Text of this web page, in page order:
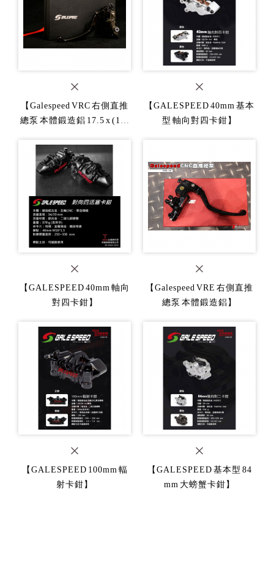
【Galespeed VRC 右側直推
總泵 本體鍛造鋁 17.5 x (18-
【GALESPEED 40mm 基本
型 軸向對四卡鉗】
【GALESPEED 40mm 軸向
對四卡鉗】
【Galespeed VRE 右側直推
總泵 本體鍛造鋁】
【GALESPEED 100mm 輻
射卡鉗】
【GALESPEED 基本型 84
mm 大螃蟹卡鉗】